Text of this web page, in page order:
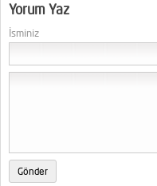
Yorum Yaz
İsminiz